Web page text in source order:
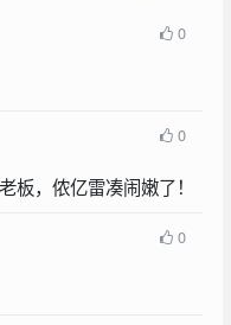
0
0
板，侬亿雷凑闹嫩了！
0